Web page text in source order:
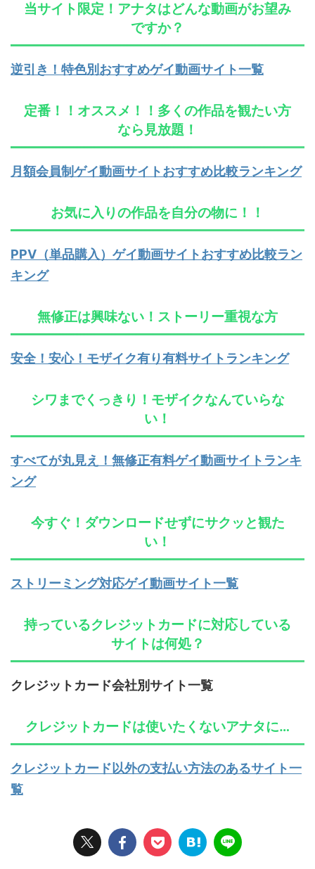
当サイト限定！アナタはどんな動画がお望み
ですか？
逆引き！特色別おすすめゲイ動画サイト一覧
定番！！オススメ！！多くの作品を観たい方
なら見放題！
月額会員制ゲイ動画サイトおすすめ比較ランキング
お気に入りの作品を自分の物に！！
PPV（単品購入）ゲイ動画サイトおすすめ比較ラン
キング
無修正は興味ない！ストーリー重視な方
安全！安心！モザイク有り有料サイトランキング
シワまでくっきり！モザイクなんていらな
い！
すべてが丸見え！無修正有料ゲイ動画サイトランキ
ング
今すぐ！ダウンロードせずにサクッと観た
い！
ストリーミング対応ゲイ動画サイト一覧
持っているクレジットカードに対応している
サイトは何処？
クレジットカード会社別サイト一覧
クレジットカードは使いたくないアナタに…
クレジットカード以外の支払い方法のあるサイト一
覧